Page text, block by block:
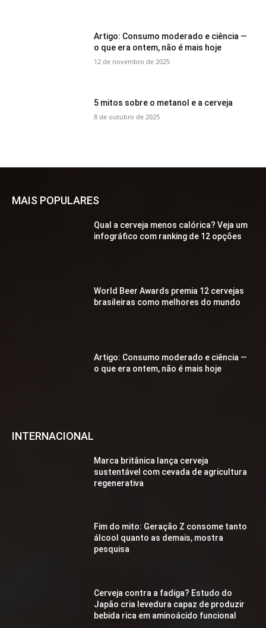
Artigo: Consumo moderado e ciência —
o que era ontem, não é mais hoje
12 de novembro de 2025
5 mitos sobre o metanol e a cerveja
8 de outubro de 2025
MAIS POPULARES
Qual a cerveja menos calórica? Veja um
infográfico com ranking de 12 opções
World Beer Awards premia 12 cervejas
brasileiras como melhores do mundo
Artigo: Consumo moderado e ciência —
o que era ontem, não é mais hoje
INTERNACIONAL
Marca britânica lança cerveja
sustentável com cevada de agricultura
regenerativa
Fim do mito: Geração Z consome tanto
álcool quanto as demais, mostra
pesquisa
Cerveja contra a fadiga? Estudo do
Japão cria levedura capaz de produzir
bebida rica em aminoácido funcional